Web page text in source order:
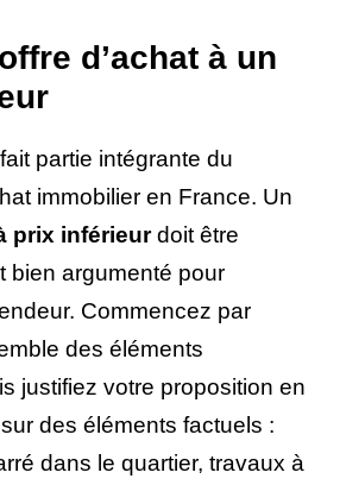
d’achat à un
partie intégrante du
immobilier en France. Un
prix inférieurdoit être
bien argumenté pour
Commencez par
des éléments
justifiez votre proposition en
des éléments factuels :
dans le quartier, travaux à